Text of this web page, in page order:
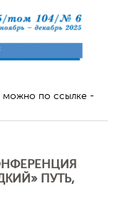
можно по ссылке -
ПУТЬ,
Обратная